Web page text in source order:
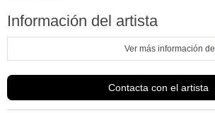
Información del artista
Ver más información de
Contacta con el artista